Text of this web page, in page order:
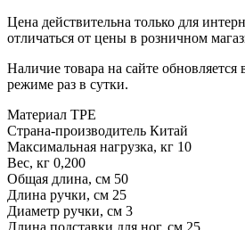
Цена действительна только для
отличаться от цены в розничном
Наличие товара на сайте обновляется
режиме раз в сутки.
Материал ТРЕ
Страна-производитель Китай
Максимальная нагрузка, кг 10
Вес, кг 0,200
Общая длина, см 50
Длина ручки, см 25
Диаметр ручки, см 3
Длина подставки для ног, см 25